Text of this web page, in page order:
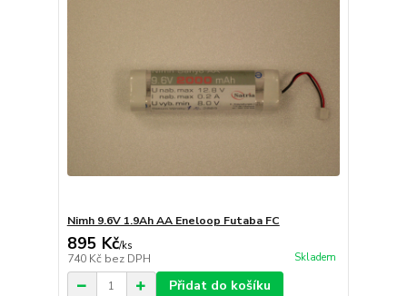
Nimh 9.6V 1.9Ah AA Eneloop Futaba FC
895 Kč/ks
740 Kč bez DPH Skladem
Přidat do košíku